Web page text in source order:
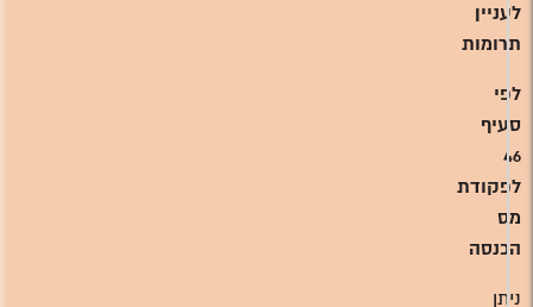
לעניין
תרומות
לפי
סעיף
46
לפקודת
מס
הכנסה
ניתן